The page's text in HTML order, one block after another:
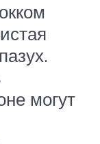
могут